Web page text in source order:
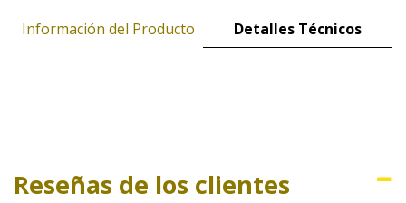
Información del Producto Detalles Técnicos
Reseñas de los clientes